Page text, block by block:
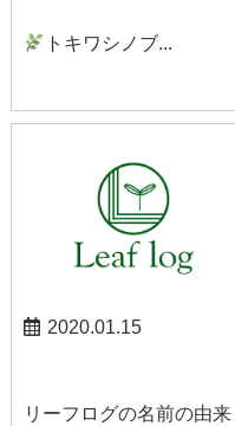
トキワシノブ...
2020.01.15
リーフログの名前の由来